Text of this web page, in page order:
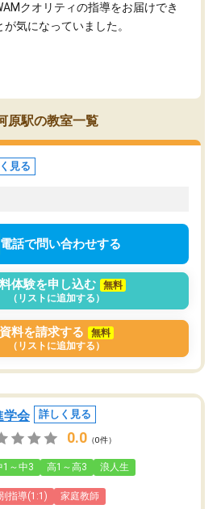
クオリティの指導をお届けでき
気になっていました。
原駅の教室一覧
見る
電話で問い合わせする
体験を申し込む
無料
（リストに追加する）
資料を請求する
無料
（リストに追加する）
学会 詳しく見る
0.0 （0件）
1～中3 高1～高3 浪人生
指導(1:1) 家庭教師